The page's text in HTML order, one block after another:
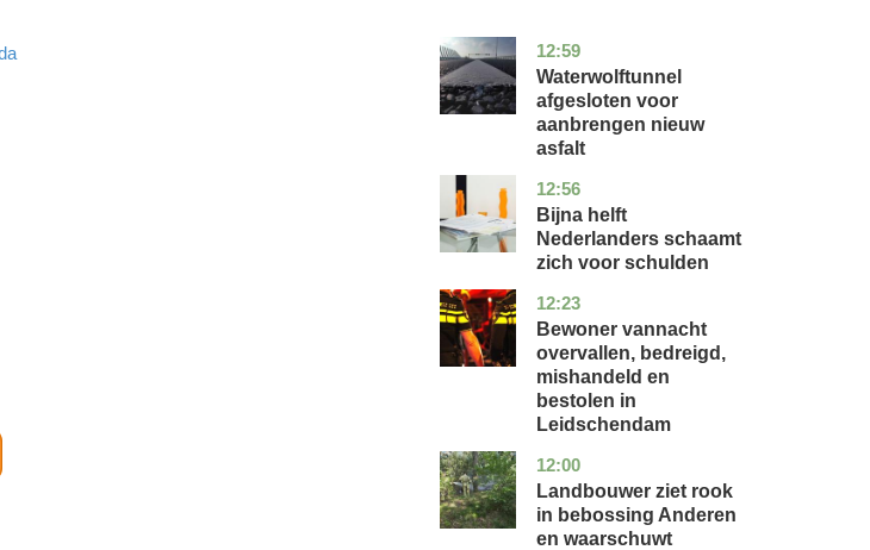
12:59
noord-
holland
nieuws
Waterwolftunnel
afgesloten voor
aanbrengen nieuw
asfalt
12:56
noord-
holland
economie
Bijna helft
Nederlanders schaamt
zich voor schulden
12:23
zuid-
holland
nieuws
Bewoner vannacht
overvallen, bedreigd,
mishandeld en
bestolen in
Leidschendam
12:00
drenthe
nieuws
Landbouwer ziet rook
in bebossing Anderen
en waarschuwt